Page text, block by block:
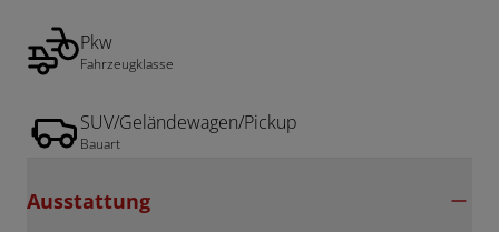
Pkw
Fahrzeugklasse
SUV/Geländewagen/Pickup
Bauart
Ausstattung